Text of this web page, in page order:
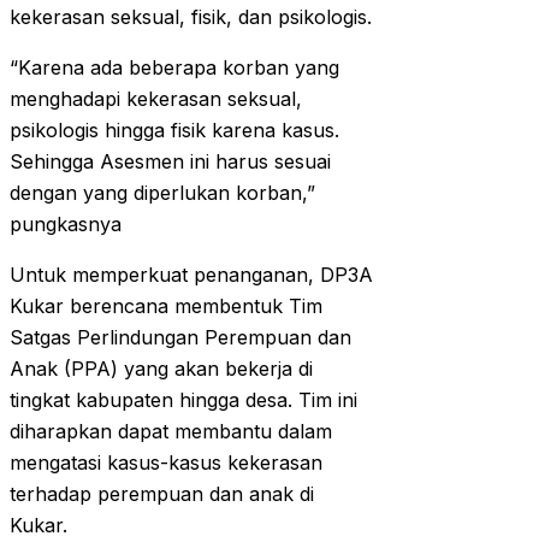
kekerasan seksual, fisik, dan psikologis.
“Karena ada beberapa korban yang
menghadapi kekerasan seksual,
psikologis hingga fisik karena kasus.
Sehingga Asesmen ini harus sesuai
dengan yang diperlukan korban,”
pungkasnya
Untuk memperkuat penanganan, DP3A
Kukar berencana membentuk Tim
Satgas Perlindungan Perempuan dan
Anak (PPA) yang akan bekerja di
tingkat kabupaten hingga desa. Tim ini
diharapkan dapat membantu dalam
mengatasi kasus-kasus kekerasan
terhadap perempuan dan anak di
Kukar.